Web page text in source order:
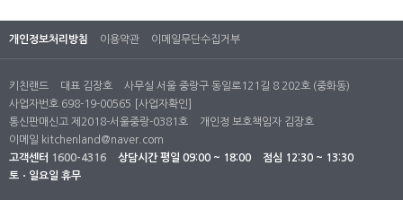
개인정보처리방침 이용약관 이메일무단수집거부
키친랜드 대표 김장호
사무실 서울 중랑구 동일로121길 8 202호 (중화동)
사업자번호 698-19-00565
[사업자확인]
통신판매신고 제2018-서울중랑-0381호
개인정 보호책임자 김장호
이메일 kitchenland@naver.com
고객센터 1600-4316 상담시간 평일 09:00 ~ 18:00
점심 12:30 ~ 13:30
토ㆍ일요일 휴무